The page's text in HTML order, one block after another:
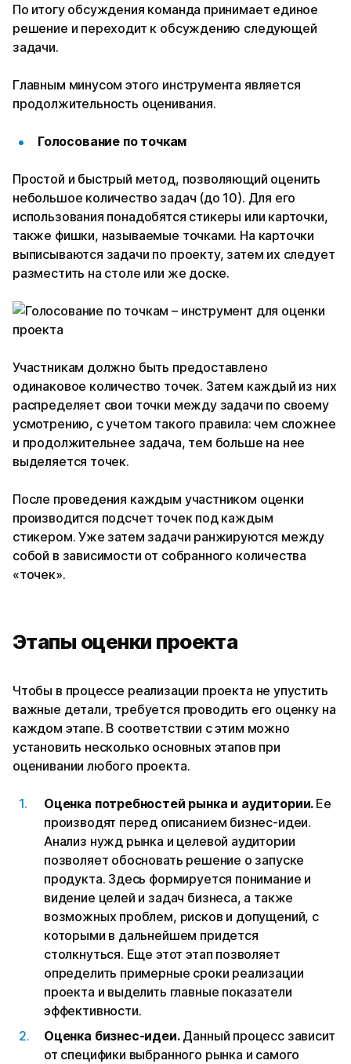
По итогу обсуждения команда принимает единое
решение и переходит к обсуждению следующей
задачи.
Главным минусом этого инструмента является
продолжительность оценивания.
Голосование по точкам
Простой и быстрый метод, позволяющий оценить
небольшое количество задач (до 10). Для его
использования понадобятся стикеры или карточки,
также фишки, называемые точками. На карточки
выписываются задачи по проекту, затем их следует
разместить на столе или же доске.
Участникам должно быть предоставлено
одинаковое количество точек. Затем каждый из них
распределяет свои точки между задачи по своему
усмотрению, с учетом такого правила: чем сложнее
и продолжительнее задача, тем больше на нее
выделяется точек.
После проведения каждым участником оценки
производится подсчет точек под каждым
стикером. Уже затем задачи ранжируются между
собой в зависимости от собранного количества
«точек».
Этапы оценки проекта
Чтобы в процессе реализации проекта не упустить
важные детали, требуется проводить его оценку на
каждом этапе. В соответствии с этим можно
установить несколько основных этапов при
оценивании любого проекта.
Оценка потребностей рынка и аудитории. Ее
производят перед описанием бизнес-идеи.
Анализ нужд рынка и целевой аудитории
позволяет обосновать решение о запуске
продукта. Здесь формируется понимание и
видение целей и задач бизнеса, а также
возможных проблем, рисков и допущений, с
которыми в дальнейшем придется
столкнуться. Еще этот этап позволяет
определить примерные сроки реализации
проекта и выделить главные показатели
эффективности.
Оценка бизнес-идеи.Данный процесс зависит
от специфики выбранного рынка и самого